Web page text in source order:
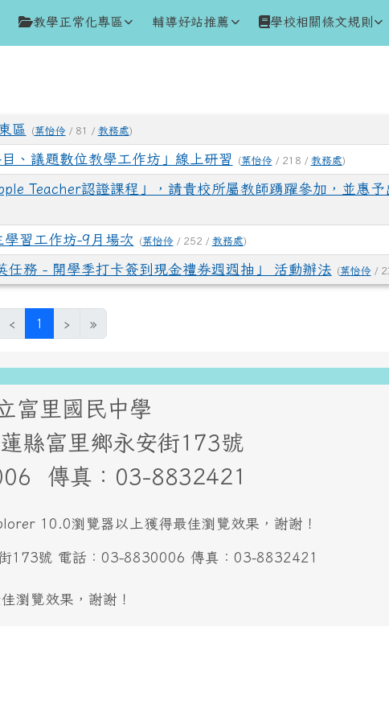
教學正常化專區 輔導好站推薦 學校相關條文規則
區 (葉怡伶/ 81 / 教務處)
、議題數位教學工作坊」線上研習 (葉怡伶/ 218 / 教務處)
Teacher認證課程」，請貴校所屬教師踴躍參加，並惠予
習工作坊-9月場次 (葉怡伶/ 252 / 教務處)
任務 - 開學季打卡簽到現金禮券週週抽」 活動辦法 (葉怡伶/
‹ 1 (目前頁次)
› »
富里國民中學
縣富里鄉永安街173號
傳真：03-8832421
10.0瀏覽器以上獲得最佳瀏覽效果，謝謝！
173號 電話：03-8830006 傳真：03-8832421
瀏覽效果，謝謝！